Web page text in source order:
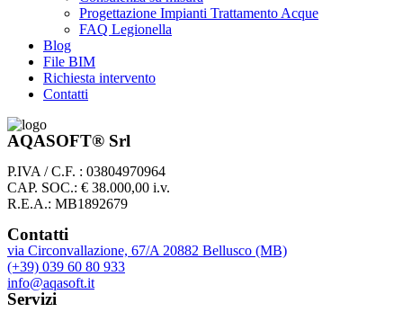
Progettazione Impianti Trattamento Acque
FAQ Legionella
Blog
File BIM
Richiesta intervento
Contatti
AQASOFT® Srl
P.IVA / C.F. : 03804970964
CAP. SOC.: € 38.000,00 i.v.
R.E.A.: MB1892679
Contatti
via Circonvallazione, 67/A 20882 Bellusco (MB)
(+39) 039 60 80 933
info@aqasoft.it
Servizi